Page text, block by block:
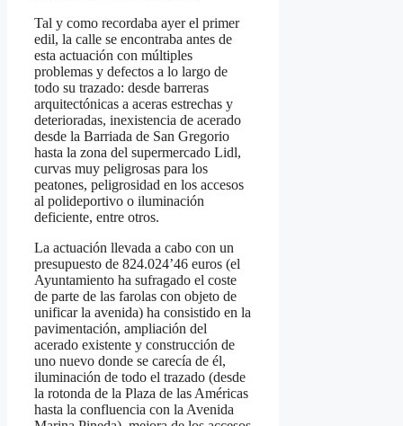
Tal y como recordaba ayer el primer
edil, la calle se encontraba antes de
esta actuación con múltiples
problemas y defectos a lo largo de
todo su trazado: desde barreras
arquitectónicas a aceras estrechas y
deterioradas, inexistencia de acerado
desde la Barriada de San Gregorio
hasta la zona del supermercado Lidl,
curvas muy peligrosas para los
peatones, peligrosidad en los accesos
al polideportivo o iluminación
deficiente, entre otros.
La actuación llevada a cabo con un
presupuesto de 824.024’46 euros (el
Ayuntamiento ha sufragado el coste
de parte de las farolas con objeto de
unificar la avenida) ha consistido en la
pavimentación, ampliación del
acerado existente y construcción de
uno nuevo donde se carecía de él,
iluminación de todo el trazado (desde
la rotonda de la Plaza de las Américas
hasta la confluencia con la Avenida